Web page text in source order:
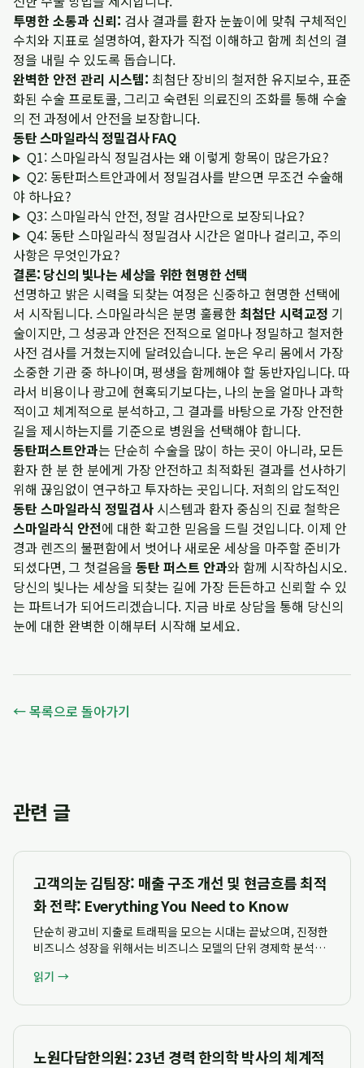
투명한 소통과 신뢰: 검사 결과를 환자 눈높이에 맞춰 구체적인
수치와 지표로 설명하여, 환자가 직접 이해하고 함께 최선의 결
정을 내릴 수 있도록 돕습니다.
완벽한 안전 관리 시스템: 최첨단 장비의 철저한 유지보수, 표준
화된 수술 프로토콜, 그리고 숙련된 의료진의 조화를 통해 수술
의 전 과정에서 안전을 보장합니다.
동탄 스마일라식 정밀검사 FAQ
Q1: 스마일라식 정밀검사는 왜 이렇게 항목이 많은가요?
Q2: 동탄퍼스트안과에서 정밀검사를 받으면 무조건 수술해
야 하나요?
Q3: 스마일라식 안전, 정말 검사만으로 보장되나요?
Q4: 동탄 스마일라식 정밀검사 시간은 얼마나 걸리고, 주의
사항은 무엇인가요?
결론: 당신의 빛나는 세상을 위한 현명한 선택
선명하고 밝은 시력을 되찾는 여정은 신중하고 현명한 선택에
서 시작됩니다. 스마일라식은 분명 훌륭한 최첨단 시력교정 기
술이지만, 그 성공과 안전은 전적으로 얼마나 정밀하고 철저한
사전 검사를 거쳤는지에 달려있습니다. 눈은 우리 몸에서 가장
소중한 기관 중 하나이며, 평생을 함께해야 할 동반자입니다. 따
라서 비용이나 광고에 현혹되기보다는, 나의 눈을 얼마나 과학
적이고 체계적으로 분석하고, 그 결과를 바탕으로 가장 안전한
길을 제시하는지를 기준으로 병원을 선택해야 합니다.
동탄퍼스트안과는 단순히 수술을 많이 하는 곳이 아니라, 모든
환자 한 분 한 분에게 가장 안전하고 최적화된 결과를 선사하기
위해 끊임없이 연구하고 투자하는 곳입니다. 저희의 압도적인
동탄 스마일라식 정밀검사 시스템과 환자 중심의 진료 철학은
스마일라식 안전에 대한 확고한 믿음을 드릴 것입니다. 이제 안
경과 렌즈의 불편함에서 벗어나 새로운 세상을 마주할 준비가
되셨다면, 그 첫걸음을 동탄 퍼스트 안과와 함께 시작하십시오.
당신의 빛나는 세상을 되찾는 길에 가장 든든하고 신뢰할 수 있
는 파트너가 되어드리겠습니다. 지금 바로 상담을 통해 당신의
눈에 대한 완벽한 이해부터 시작해 보세요.
← 목록으로 돌아가기
관련 글
고객의눈 김팀장: 매출 구조 개선 및 현금흐름 최적
화 전략: Everything You Need to Know
단순히 광고비 지출로 트래픽을 모으는 시대는 끝났으며, 진정한
비즈니스 성장을 위해서는 비즈니스 모델의 단위 경제학 분석과
적 접근이 필수적입니다. 고객의눈 김팀장은 단순한 실행 대행을
읽기 →
노원다담한의원: 23년 경력 한의학 박사의 체계적